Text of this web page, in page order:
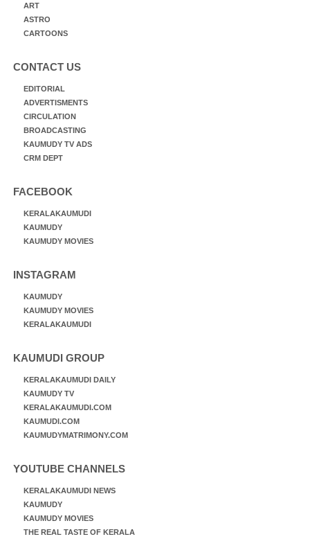
ART
ASTRO
CARTOONS
CONTACT US
EDITORIAL
ADVERTISMENTS
CIRCULATION
BROADCASTING
KAUMUDY TV ADS
CRM DEPT
FACEBOOK
KERALAKAUMUDI
KAUMUDY
KAUMUDY MOVIES
INSTAGRAM
KAUMUDY
KAUMUDY MOVIES
KERALAKAUMUDI
KAUMUDI GROUP
KERALAKAUMUDI DAILY
KAUMUDY TV
KERALAKAUMUDI.COM
KAUMUDI.COM
KAUMUDYMATRIMONY.COM
YOUTUBE CHANNELS
KERALAKAUMUDI NEWS
KAUMUDY
KAUMUDY MOVIES
THE REAL TASTE OF KERALA